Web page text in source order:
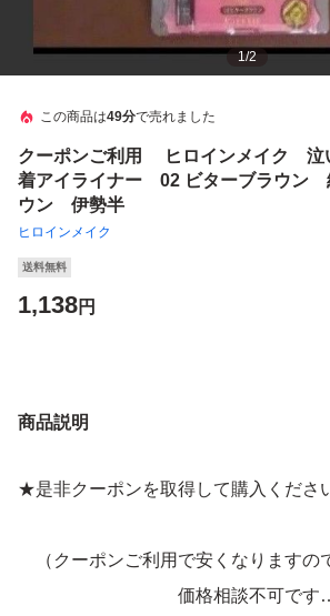
1/2
この商品は49分で売れました
クーポンご利用 ヒロインメイク 泣
着アイライナー 02 ビターブラウン
ウン 伊勢半
ヒロインメイク
送料無料
1,138円
商品説明
★是非クーポンを取得して購入くださ
（クーポンご利用で安くなりますの
価格相談不可です…(-